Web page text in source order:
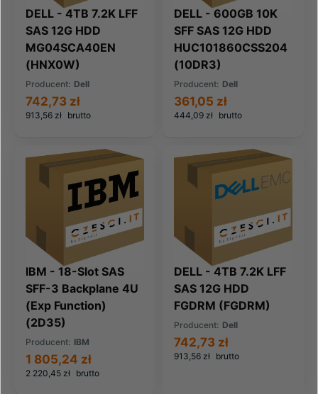
DELL - 4TB 7.2K LFF
SAS 12G HDD
MG04SCA40EN
(HNX0W)
Producent: Dell
913,56 zł brutto
742,73 zł
DELL - 600GB 10K
SFF SAS 12G HDD
HUC101860CSS204
(10DR3)
Producent: Dell
444,09 zł brutto
361,05 zł
IBM - 18-Slot SAS
SFF-3 Backplane 4U
(Exp Function)
(2D35)
Producent: IBM
2 220,45 zł brutto
1 805,24 zł
DELL - 4TB 7.2K LFF
SAS 12G HDD
FGDRM (FGDRM)
Producent: Dell
913,56 zł brutto
742,73 zł